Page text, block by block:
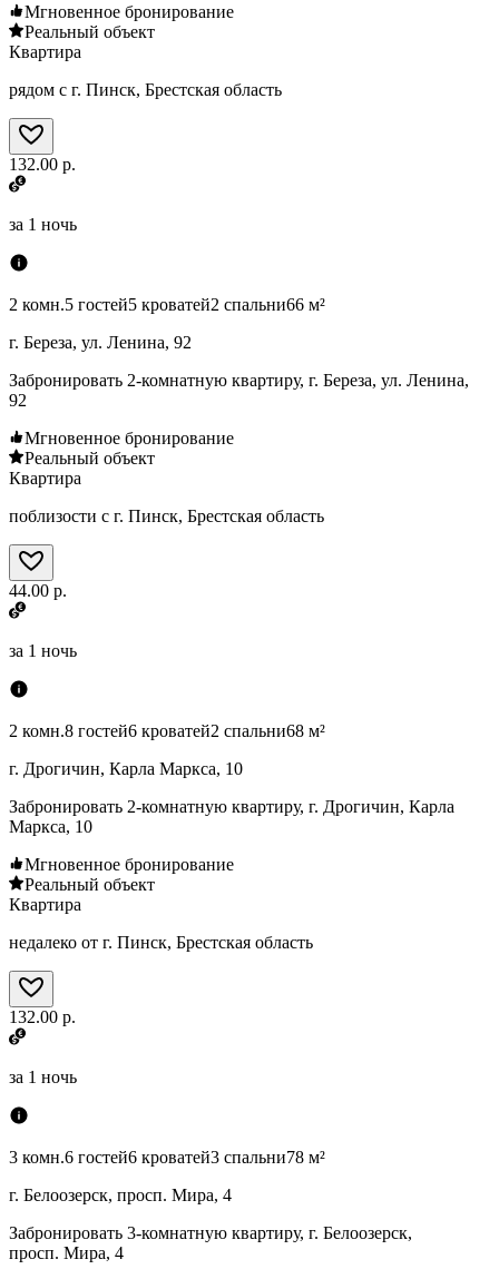
Мгновенное бронирование
Реальный объект
Квартира
рядом с г. Пинск, Брестская область
132.00 р.
за 1 ночь
2 комн.5 гостей5 кроватей2 спальни66 м²
г. Береза, ул. Ленина, 92
Забронировать 2-комнатную квартиру, г. Береза, ул. Ленина,
92
Мгновенное бронирование
Реальный объект
Квартира
поблизости с г. Пинск, Брестская область
44.00 р.
за 1 ночь
2 комн.8 гостей6 кроватей2 спальни68 м²
г. Дрогичин, Карла Маркса, 10
Забронировать 2-комнатную квартиру, г. Дрогичин, Карла
Маркса, 10
Мгновенное бронирование
Реальный объект
Квартира
недалеко от г. Пинск, Брестская область
132.00 р.
за 1 ночь
3 комн.6 гостей6 кроватей3 спальни78 м²
г. Белоозерск, просп. Мира, 4
Забронировать 3-комнатную квартиру, г. Белоозерск,
просп. Мира, 4